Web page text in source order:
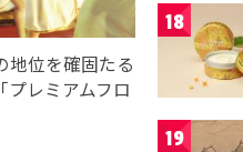
地位を確固たる
プレミアムフロ
18
19